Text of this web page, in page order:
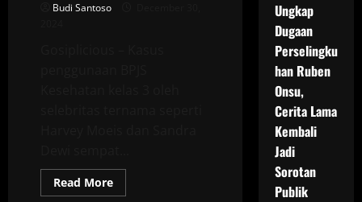
Budi Santoso
Read MoreRead
more
Ungkap
Dugaan
Perselingku
han Ruben
Onsu,
Cerita Lama
Kembali
Jadi
Sorotan
Publik